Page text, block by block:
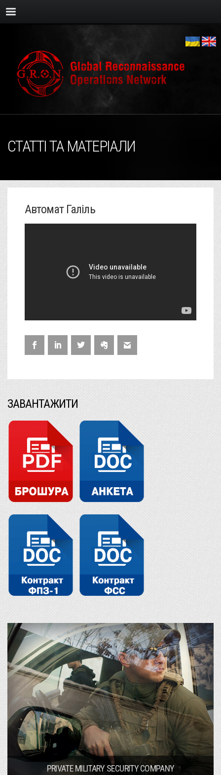
СТАТТІ ТА МАТЕРІАЛИ
Автомат Галіль
ЗАВАНТАЖИТИ
PRIVATE MILITARY SECURITY COMPANY